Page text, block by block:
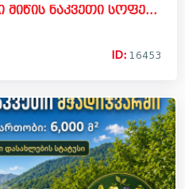
იყიდება ხეხილის ბაღი მიწის ნაკვეთი სოფელ შაუმიანში, მარნეული
ID: 16453